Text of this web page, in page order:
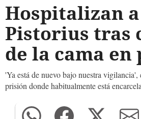
Hospitalizan
Pistorius tras
de la cama
'Ya está de nuevo bajo nuestra vigilancia',
prisión donde habitualmente está